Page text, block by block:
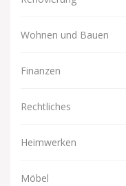
Wohnen und Bauen
Finanzen
Rechtliches
Heimwerken
Möbel